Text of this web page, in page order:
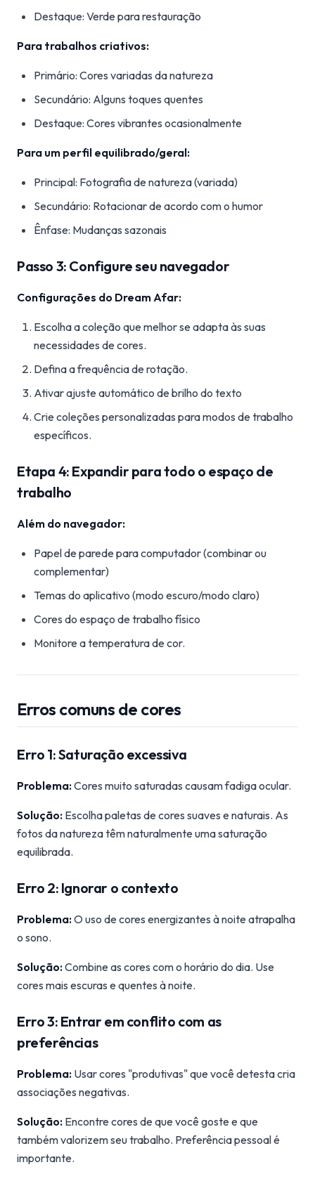
Destaque: Verde para restauração
Para trabalhos criativos:
Primário: Cores variadas da natureza
Secundário: Alguns toques quentes
Destaque: Cores vibrantes ocasionalmente
Para um perfil equilibrado/geral:
Principal: Fotografia de natureza (variada)
Secundário: Rotacionar de acordo com o humor
Ênfase: Mudanças sazonais
Passo 3: Configure seu navegador
Configurações do Dream Afar:
Escolha a coleção que melhor se adapta às suas
necessidades de cores.
Defina a frequência de rotação.
Ativar ajuste automático de brilho do texto
Crie coleções personalizadas para modos de trabalho
específicos.
Etapa 4: Expandir para todo o espaço de
trabalho
Além do navegador:
Papel de parede para computador (combinar ou
complementar)
Temas do aplicativo (modo escuro/modo claro)
Cores do espaço de trabalho físico
Monitore a temperatura de cor.
Erros comuns de cores
Erro 1: Saturação excessiva
Problema:Cores muito saturadas causam fadiga ocular.
Solução: Escolha paletas de cores suaves e naturais. As
fotos da natureza têm naturalmente uma saturação
equilibrada.
Erro 2: Ignorar o contexto
Problema:O uso de cores energizantes à noite atrapalha
o sono.
Solução:Combine as cores com o horário do dia. Use
cores mais escuras e quentes à noite.
Erro 3: Entrar em conflito com as
preferências
Problema: Usar cores "produtivas" que você detesta cria
associações negativas.
Solução: Encontre cores de que você goste e que
também valorizem seu trabalho. Preferência pessoal é
importante.